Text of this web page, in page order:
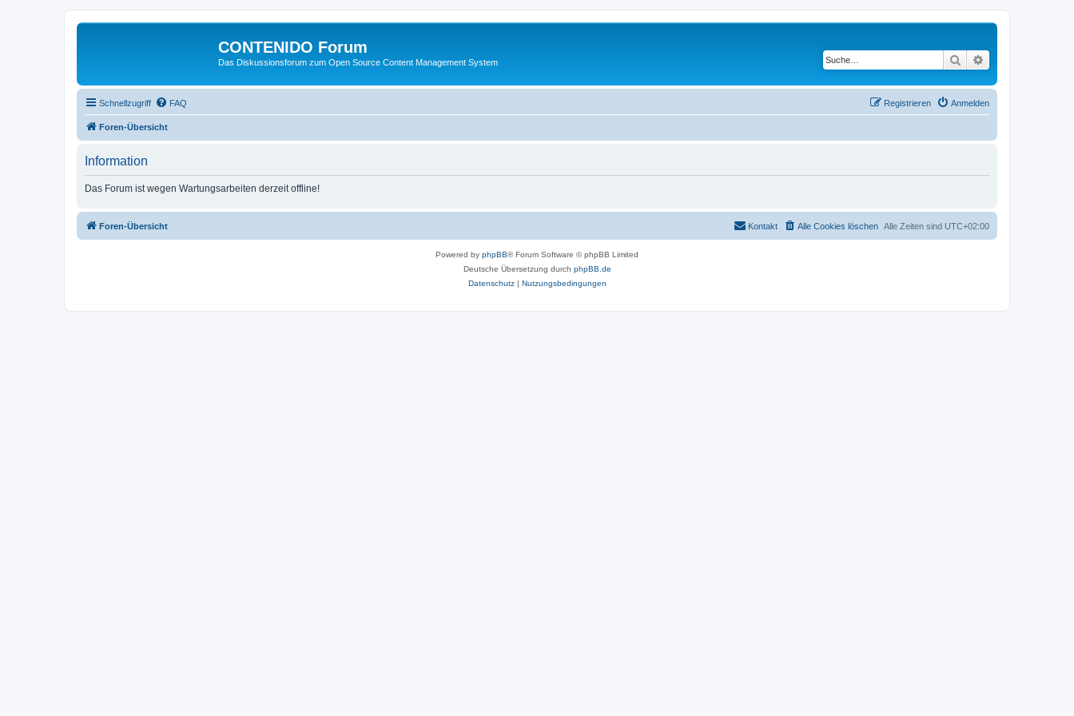
CONTENIDO Forum
Das Diskussionsforum zum Open Source Content Management System Suche
Schnellzugriff FAQ Anmelden
Registrieren
Foren-Übersicht
Information
Das Forum ist wegen Wartungsarbeiten derzeit offline!
Foren-Übersicht Alle Zeiten sind UTC+02:00
Alle Cookies löschen
Kontakt
Powered by phpBB® Forum Software © phpBB Limited
Deutsche Übersetzung durch phpBB.de
Datenschutz| Nutzungsbedingungen